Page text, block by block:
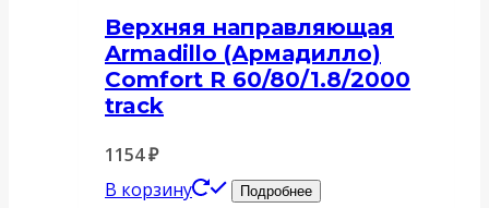
Верхняя направляющая
Armadillo (Армадилло)
Comfort R 60/80/1.8/2000
track
1154₽
В корзину
Подробнее